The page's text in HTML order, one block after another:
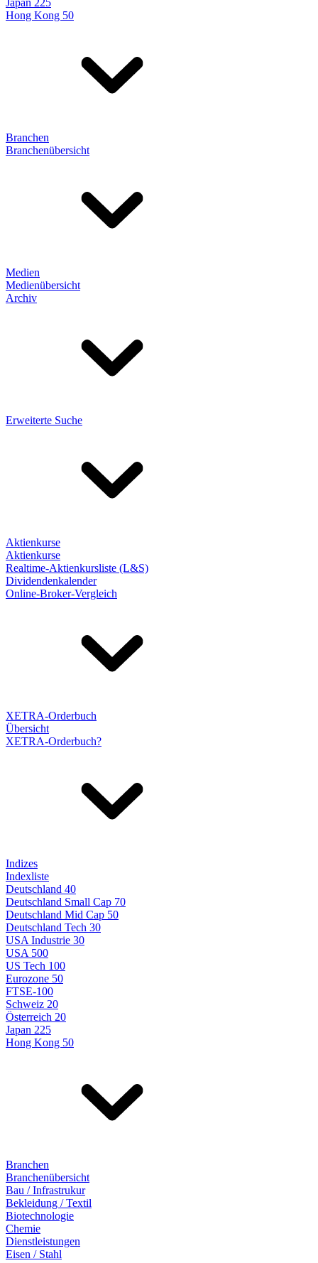
Japan 225
Hong Kong 50
Branchen
Branchenübersicht
Medien
Medienübersicht
Archiv
Erweiterte Suche
Aktienkurse
Aktienkurse
Realtime-Aktienkursliste (L&S)
Dividendenkalender
Online-Broker-Vergleich
XETRA-Orderbuch
Übersicht
XETRA-Orderbuch?
Indizes
Indexliste
Deutschland 40
Deutschland Small Cap 70
Deutschland Mid Cap 50
Deutschland Tech 30
USA Industrie 30
USA 500
US Tech 100
Eurozone 50
FTSE-100
Schweiz 20
Österreich 20
Japan 225
Hong Kong 50
Branchen
Branchenübersicht
Bau / Infrastrukur
Bekleidung / Textil
Biotechnologie
Chemie
Dienstleistungen
Eisen / Stahl